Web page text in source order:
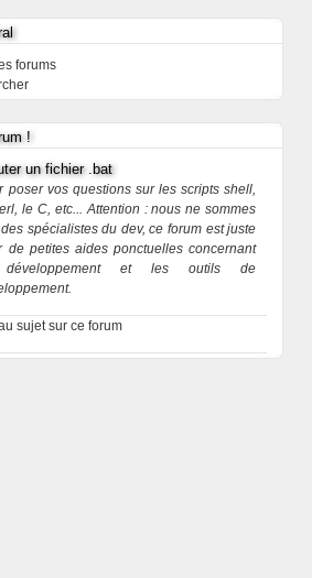
forums
!
un fichier .bat
poser vos questions sur les scripts shell,
le C, etc... Attention : nous ne sommes
spécialistes du dev, ce forum est juste
de petites aides ponctuelles concernant
et les outils de
sujet sur ce forum